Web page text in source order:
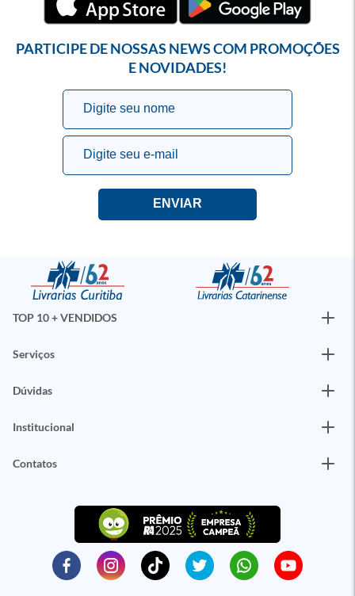
PARTICIPE DE NOSSAS NEWS COM PROMOÇÕES
E NOVIDADES!
TOP 10 + VENDIDOS
Serviços
Dúvidas
Institucional
Contatos